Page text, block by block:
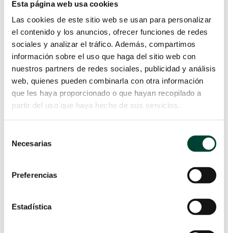
Esta página web usa cookies
Las cookies de este sitio web se usan para personalizar
el contenido y los anuncios, ofrecer funciones de redes
sociales y analizar el tráfico. Además, compartimos
información sobre el uso que haga del sitio web con
nuestros partners de redes sociales, publicidad y análisis
web, quienes pueden combinarla con otra información
que les haya proporcionado o que hayan recopilado a
partir del uso que haya hecho de sus servicios.
Necesarias
Preferencias
Estadística
en sangre, es la insulina. [2] Desde
su descubrimiento en 1921, el uso de
la insulina intravenosa no ha...
LEER MÁS
HISTORIA DE LOS ACCESOS